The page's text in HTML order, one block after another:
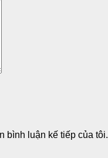
bình luận kế tiếp của tôi.